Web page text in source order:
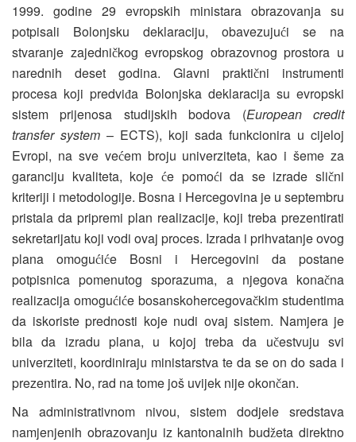
1999. godine 29 evropskih ministara obrazovanja su
potpisali Bolonjsku deklaraciju, obavezujući se na
stvaranje zajedničkog evropskog obrazovnog prostora u
narednih deset godina. Glavni praktični instrumenti
procesa koji predviđa Bolonjska deklaracija su evropski
sistem prijenosa studijskih bodova (European credit
transfer system – ECTS), koji sada funkcionira u cijeloj
Evropi, na sve većem broju univerziteta, kao i šeme za
garanciju kvaliteta, koje će pomoći da se izrade slični
kriteriji i metodologije. Bosna i Hercegovina je u septembru
pristala da pripremi plan realizacije, koji treba prezentirati
sekretarijatu koji vodi ovaj proces. Izrada i prihvatanje ovog
plana omogućiće Bosni i Hercegovini da postane
potpisnica pomenutog sporazuma, a njegova konačna
realizacija omogućiće bosanskohercegovačkim studentima
da iskoriste prednosti koje nudi ovaj sistem. Namjera je
bila da izradu plana, u kojoj treba da učestvuju svi
univerziteti, koordiniraju ministarstva te da se on do sada i
prezentira. No, rad na tome još uvijek nije okončan.
Na administrativnom nivou, sistem dodjele sredstava
namjenjenih obrazovanju iz kantonalnih budžeta direktno